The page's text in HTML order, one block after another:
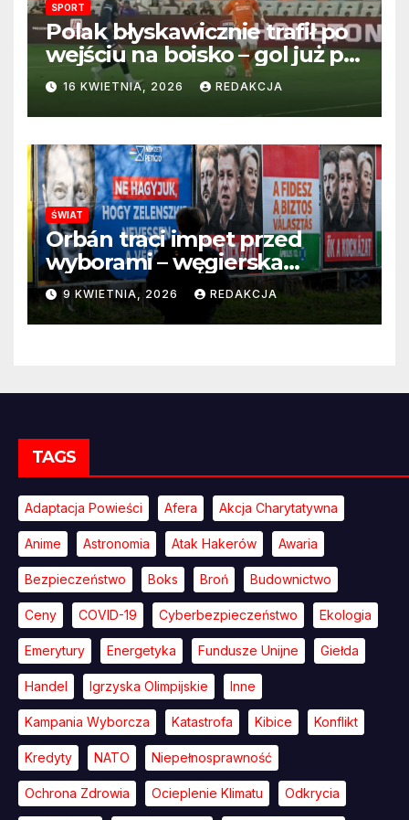
SPORT
Polak błyskawicznie trafił po
wejściu na boisko – gol już po
22 sekundach!
16 KWIETNIA, 2026 REDAKCJA
ŚWIAT
Orbán traci impet przed
wyborami – węgierska
propaganda przestaje
przekonywać
9 KWIETNIA, 2026 REDAKCJA
TAGS
Adaptacja Powieści Afera Akcja Charytatywna
Anime Astronomia Atak Hakerów Awaria
Bezpieczeństwo Boks Broń Budownictwo
Ceny COVID-19 Cyberbezpieczeństwo Ekologia
Emerytury Energetyka Fundusze Unijne Giełda
Handel Igrzyska Olimpijskie Inne
Kampania Wyborcza Katastrofa Kibice Konflikt
Kredyty NATO Niepełnosprawność
Ochrona Zdrowia Ocieplenie Klimatu Odkrycia